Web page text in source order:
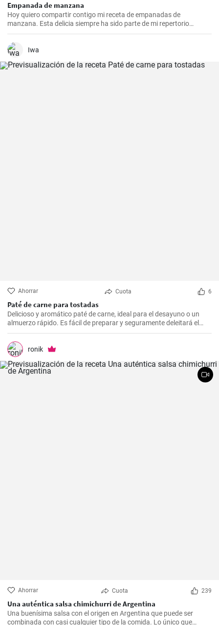
Empanada de manzana
Hoy quiero compartir contigo mi receta de empanadas de
manzana. Esta delicia siempre ha sido parte de mi repertorio
culinario. Me gusta hacerlas en epocas de frio para endulzar el
paladar y demostrar que no sólo las empanadas saladas pueden
hacerte feliz. Es un postre que nunca falla en las reuniones
disfrutes tanto como yo.
Iwa
Ahorrar Cuota 6
Paté de carne para tostadas
Delicioso y aromático paté de carne, ideal para el desayuno o un
almuerzo rápido. Es fácil de preparar y seguramente deleitará el
paladar de todos los amantes de la carne.
ronik
Ahorrar Cuota 239
Una auténtica salsa chimichurri de Argentina
Una buenísima salsa con el origen en Argentina que puede ser
combinada con casi cualquier tipo de la comida. Lo único que